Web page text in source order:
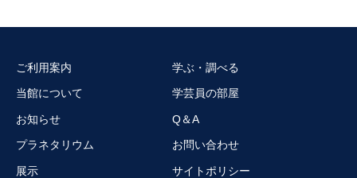
ご利用案内
当館について
お知らせ
プラネタリウム
展示
学ぶ・調べる
学芸員の部屋
Q＆A
お問い合わせ
サイトポリシー